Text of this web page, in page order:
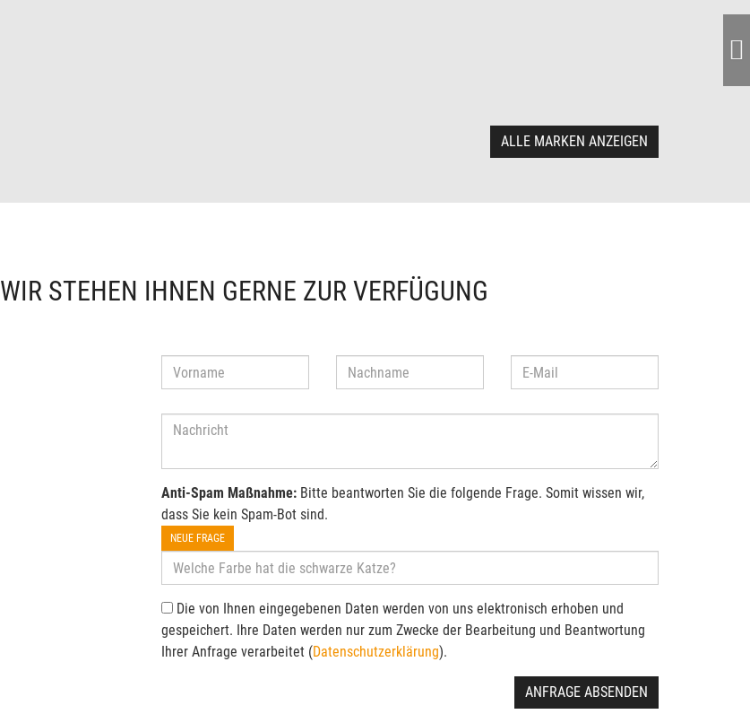
ALLE MARKEN ANZEIGEN
WIR STEHEN IHNEN GERNE ZUR VERFÜGUNG
Anti-Spam Maßnahme: Bitte beantworten Sie die folgende Frage. Somit wissen wir,
dass Sie kein Spam-Bot sind.
NEUE FRAGE
Die von Ihnen eingegebenen Daten werden von uns elektronisch erhoben und
gespeichert. Ihre Daten werden nur zum Zwecke der Bearbeitung und Beantwortung
Ihrer Anfrage verarbeitet (Datenschutzerklärung).
ANFRAGE ABSENDEN